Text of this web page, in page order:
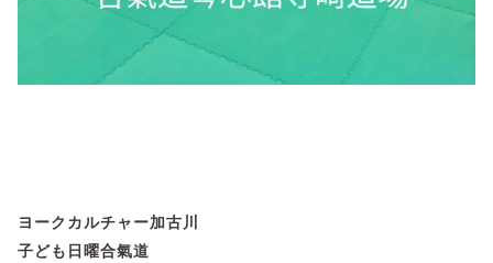
ヨークカルチャー加古川
子ども日曜合氣道